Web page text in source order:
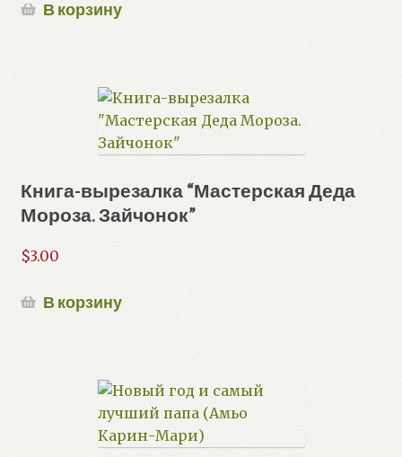
составляла
цена:В корзину
Книга-вырезалка “Мастерская Деда
Мороза. Зайчонок”
$3.00
В корзину